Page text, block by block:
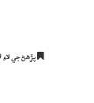
پڙھڻ جي لاءِ 9 منٽ